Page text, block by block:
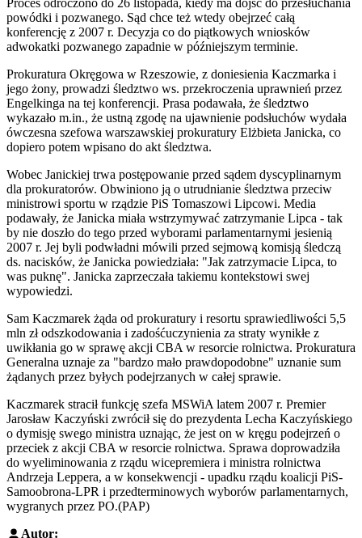
powódki i pozwanego. Sąd chce też wtedy obejrzeć całą
konferencję z 2007 r. Decyzja co do piątkowych wniosków
adwokatki pozwanego zapadnie w późniejszym terminie.
Prokuratura Okręgowa w Rzeszowie, z doniesienia Kaczmarka i
jego żony, prowadzi śledztwo ws. przekroczenia uprawnień przez
Engelkinga na tej konferencji. Prasa podawała, że śledztwo
wykazało m.in., że ustną zgodę na ujawnienie podsłuchów wydała
ówczesna szefowa warszawskiej prokuratury Elżbieta Janicka, co
dopiero potem wpisano do akt śledztwa.
Wobec Janickiej trwa postępowanie przed sądem dyscyplinarnym
dla prokuratorów. Obwiniono ją o utrudnianie śledztwa przeciw
ministrowi sportu w rządzie PiS Tomaszowi Lipcowi. Media
podawały, że Janicka miała wstrzymywać zatrzymanie Lipca - tak
by nie doszło do tego przed wyborami parlamentarnymi jesienią
2007 r. Jej byli podwładni mówili przed sejmową komisją śledczą
ds. nacisków, że Janicka powiedziała: "Jak zatrzymacie Lipca, to
was puknę". Janicka zaprzeczała takiemu kontekstowi swej
wypowiedzi.
Sam Kaczmarek żąda od prokuratury i resortu sprawiedliwości 5,5
mln zł odszkodowania i zadośćuczynienia za straty wynikłe z
uwikłania go w sprawę akcji CBA w resorcie rolnictwa. Prokuratura
Generalna uznaje za "bardzo mało prawdopodobne" uznanie sum
żądanych przez byłych podejrzanych w całej sprawie.
Kaczmarek stracił funkcję szefa MSWiA latem 2007 r. Premier
Jarosław Kaczyński zwrócił się do prezydenta Lecha Kaczyńskiego
o dymisję swego ministra uznając, że jest on w kręgu podejrzeń o
przeciek z akcji CBA w resorcie rolnictwa. Sprawa doprowadziła
do wyeliminowania z rządu wicepremiera i ministra rolnictwa
Andrzeja Leppera, a w konsekwencji - upadku rządu koalicji PiS-
Samoobrona-LPR i przedterminowych wyborów parlamentarnych,
wygranych przez PO.(PAP)
Autor: